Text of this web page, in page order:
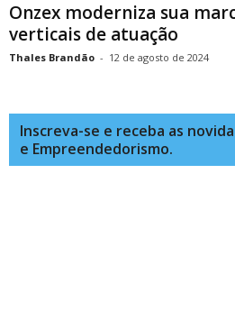
Onzex moderniza sua
verticais de atuação
Thales Brandão - 12 de agosto de 2024
Inscreva-se e receba as
e Empreendedorismo.